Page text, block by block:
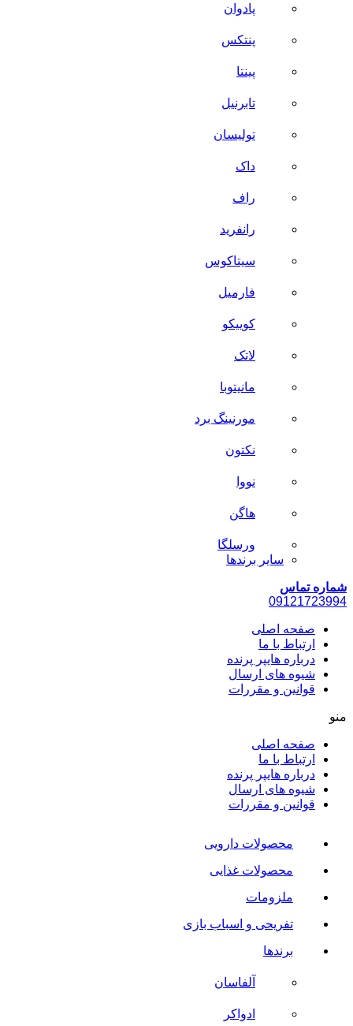
پادوان
پنتکس
پینتا
تابرنیل
تولیسان
داک
راف
رانفرید
سیتاکوس
فارمیل
کوییکو
لاتک
مانیتوبا
مورنینگ برد
نکتون
نووا
هاگن
ورسلگا
سایر برند‌ها
شماره تماس
09121723994
صفحه اصلی
ارتباط با ما
درباره هایپر پرنده
شیوه های ارسال
قوانین و مقررات
منو
صفحه اصلی
ارتباط با ما
درباره هایپر پرنده
شیوه های ارسال
قوانین و مقررات
محصولات دارویی
محصولات غذایی
ملزومات
تفریحی و اسباب بازی
برندها
آلفاسان
ادواکر